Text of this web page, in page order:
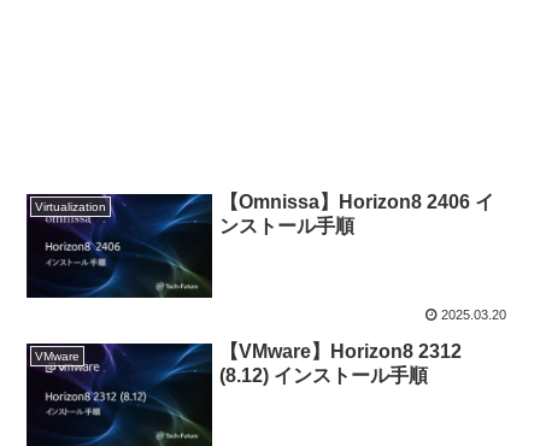
Virtualization
【Omnissa】Horizon8 2406 イ
ンストール手順
2025.03.20
VMware
【VMware】Horizon8 2312
(8.12) インストール手順